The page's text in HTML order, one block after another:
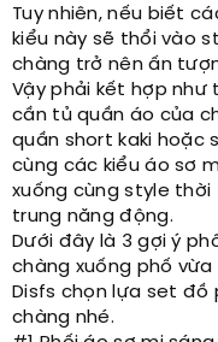
Tuy nhiên, nếu biết
kiểu này sẽ thổi vào
chàng trở nên ấn
Vậy phải kết hợp
cần tủ quần áo của
quần short kaki hoặc
cùng các kiểu áo sơ
xuống cùng style
trung năng động.
Dưới đây là 3 gợi ý
chàng xuống phố
Disfs chọn lựa set đồ
chàng nhé.